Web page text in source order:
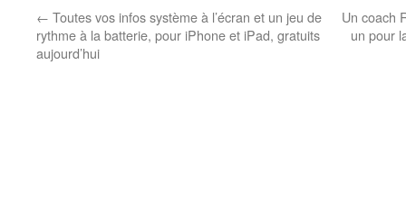
← Toutes vos infos système à l’écran et un jeu de
rythme à la batterie, pour iPhone et iPad, gratuits
aujourd’hui
Un coach
un pour